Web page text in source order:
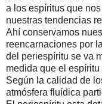
a los espíritus que
nuestras tendencias
Ahí conservamos
reencarnaciones por
del periespíritu se va
medida que el
Según la calidad de
atmósfera fluídica